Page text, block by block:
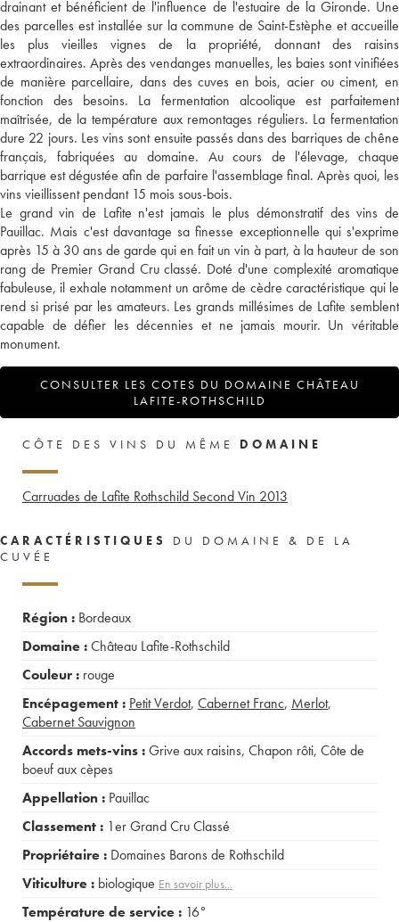
drainant et bénéficient de l'influence de l'estuaire de la Gironde. Une
des parcelles est installée sur la commune de Saint-Estèphe et accueille
les plus vieilles vignes de la propriété, donnant des raisins
extraordinaires. Après des vendanges manuelles, les baies sont vinifiées
de manière parcellaire, dans des cuves en bois, acier ou ciment, en
fonction des besoins. La fermentation alcoolique est parfaitement
maîtrisée, de la température aux remontages réguliers. La fermentation
dure 22 jours. Les vins sont ensuite passés dans des barriques de chêne
français, fabriquées au domaine. Au cours de l'élevage, chaque
barrique est dégustée afin de parfaire l'assemblage final. Après quoi, les
vins vieillissent pendant 15 mois sous-bois.
Le grand vin de Lafite n'est jamais le plus démonstratif des vins de
Pauillac. Mais c'est davantage sa finesse exceptionnelle qui s'exprime
après 15 à 30 ans de garde qui en fait un vin à part, à la hauteur de son
rang de Premier Grand Cru classé. Doté d'une complexité aromatique
fabuleuse, il exhale notamment un arôme de cèdre caractéristique qui le
rend si prisé par les amateurs. Les grands millésimes de Lafite semblent
capable de défier les décennies et ne jamais mourir. Un véritable
monument.
CONSULTER LES COTES DU DOMAINE CHÂTEAU
LAFITE-ROTHSCHILD
CÔTE DES VINS DU MÊME DOMAINE
Carruades de Lafite Rothschild Second Vin 2013
CARACTÉRISTIQUES
DU DOMAINE & DE LA
CUVÉE
Région : Bordeaux
Domaine :Château Lafite-Rothschild
Couleur : rouge
Encépagement : Petit Verdot, Cabernet Franc, Merlot,
Cabernet Sauvignon
Accords mets-vins :Grive aux raisins, Chapon rôti, Côte de
boeuf aux cèpes
Appellation : Pauillac
Classement : 1er Grand Cru Classé
Propriétaire : Domaines Barons de Rothschild
Viticulture : biologique En savoir plus...
Température de service : 16°